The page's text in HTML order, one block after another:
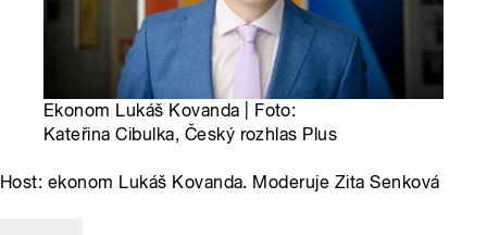
Ekonom Lukáš Kovanda | Foto:
Kateřina Cibulka, Český rozhlas Plus
Host: ekonom Lukáš Kovanda. Moderuje Zita Senková